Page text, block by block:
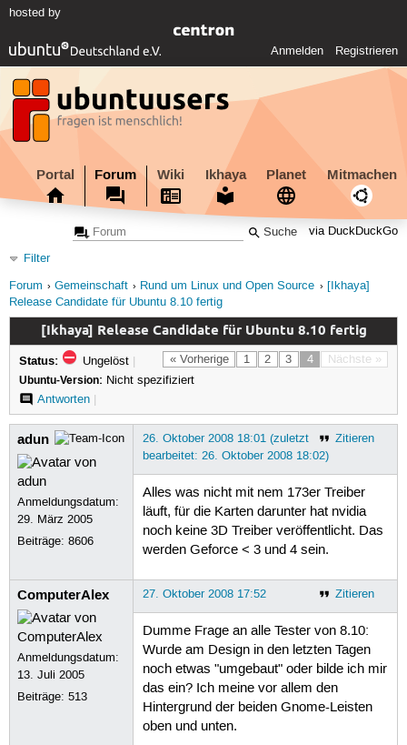
hosted by
Anmelden Registrieren
Portal Forum Wiki Ikhaya Planet Mitmachen
via DuckDuckGo
Filter
Forum
Gemeinschaft Rund um Linux und Open Source
[Ikhaya]
Release Candidate für Ubuntu 8.10 fertig
[Ikhaya] Release Candidate für Ubuntu 8.10 fertig
« Vorherige 1 2 3 4 Nächste »
Status: Ungelöst |
Ubuntu-Version: Nicht spezifiziert
Antworten|
adun
Anmeldungsdatum:
29. März 2005
Beiträge:8606
Zitieren
26. Oktober 2008 18:01 (zuletzt
bearbeitet: 26. Oktober 2008 18:02)
Alles was nicht mit nem 173er Treiber
läuft, für die Karten darunter hat nvidia
noch keine 3D Treiber veröffentlicht. Das
werden Geforce < 3 und 4 sein.
ComputerAlex
Anmeldungsdatum:
13. Juli 2005
Beiträge:513
Zitieren
27. Oktober 2008 17:52
Dumme Frage an alle Tester von 8.10:
Wurde am Design in den letzten Tagen
noch etwas "umgebaut" oder bilde ich mir
das ein? Ich meine vor allem den
Hintergrund der beiden Gnome-Leisten
oben und unten.